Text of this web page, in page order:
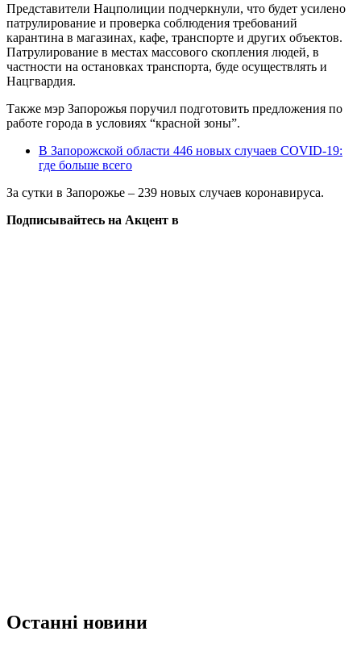
Представители Нацполиции подчеркнули, что будет усилено
патрулирование и проверка соблюдения требований
карантина в магазинах, кафе, транспорте и других объектов.
Патрулирование в местах массового скопления людей, в
частности на остановках транспорта, буде осуществлять и
Нацгвардия.
Также мэр Запорожья поручил подготовить предложения по
работе города в условиях “красной зоны”.
В Запорожской области 446 новых случаев COVID-19:
где больше всего
За сутки в Запорожье – 239 новых случаев коронавируса.
Подписывайтесь на Акцент в
Останні новини